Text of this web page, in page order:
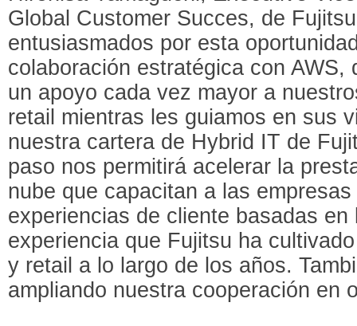
Global Customer Succes, de
entusiasmados por esta
colaboración estratégica con AWS,
un apoyo cada vez mayor a
retail mientras les guiamos en sus
nuestra cartera de Hybrid IT de
paso nos permitirá acelerar la
nube que capacitan a las
experiencias de cliente basadas
experiencia que Fujitsu ha
y retail a lo largo de los años.
ampliando nuestra cooperación en